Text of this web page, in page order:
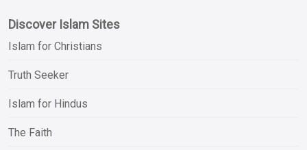
Discover Islam Sites
Islam for Christians
Truth Seeker
Islam for Hindus
The Faith